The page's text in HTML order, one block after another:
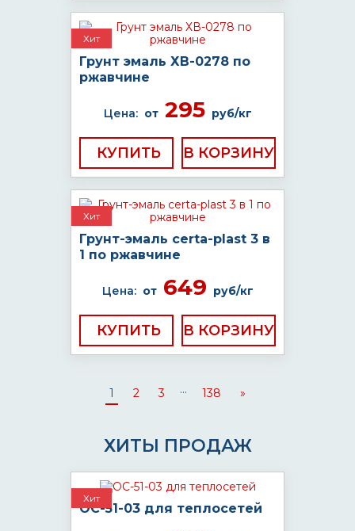
Хит
Грунт эмаль ХВ-0278 по
ржавчине
Цена: от295 руб/кг
КУПИТЬ
Хит
Грунт-эмаль certa-plast 3 в
1 по ржавчине
Цена: от649 руб/кг
КУПИТЬ
1 2 3 ... 138 »
ХИТЫ ПРОДАЖ
Хит
ОС-51-03 для теплосетей